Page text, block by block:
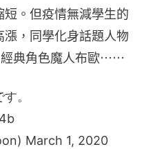
。但疫情無減學生的
，同學化身話題人物
典角色魔人布歐⋯⋯
。
March 1, 2020